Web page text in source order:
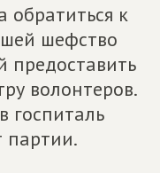
обратиться к
шефство
предоставить
волонтеров.
госпиталь
партии.